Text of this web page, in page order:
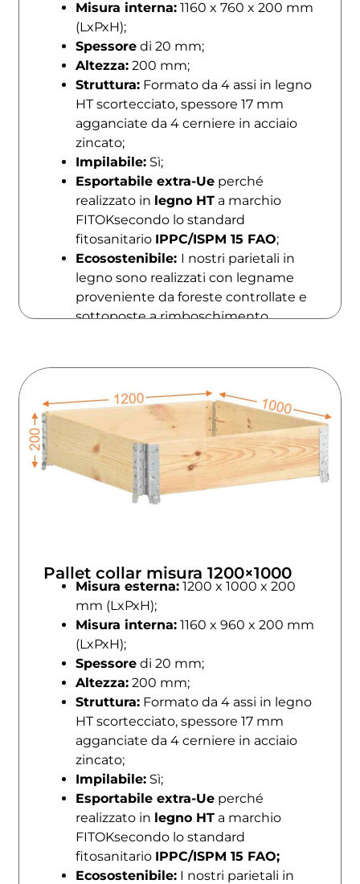
Misura interna: 1160 x 760 x 200 mm
(LxPxH);
Spessore di 20 mm;
Altezza: 200 mm;
Struttura: Formato da 4 assi in legno
HT scortecciato, spessore 17 mm
agganciate da 4 cerniere in acciaio
zincato;
Impilabile: Sì;
Esportabile extra-Ue perché
realizzato in legno HT a marchio
FITOKsecondo lo standard
fitosanitario IPPC/ISPM 15 FAO;
Ecosostenibile: I nostri parietali in
legno sono realizzati con legname
proveniente da foreste controllate e
sottoposte a rimboschimento.
Pallet collar misura 1200×1000
Misura esterna: 1200 x 1000 x 200
mm (LxPxH);
Misura interna: 1160 x 960 x 200 mm
(LxPxH);
Spessore di 20 mm;
Altezza: 200 mm;
Struttura: Formato da 4 assi in legno
HT scortecciato, spessore 17 mm
agganciate da 4 cerniere in acciaio
zincato;
Impilabile: Sì;
Esportabile extra-Ue perché
realizzato in legno HT a marchio
FITOKsecondo lo standard
fitosanitario IPPC/ISPM 15 FAO;
Ecosostenibile: I nostri parietali in